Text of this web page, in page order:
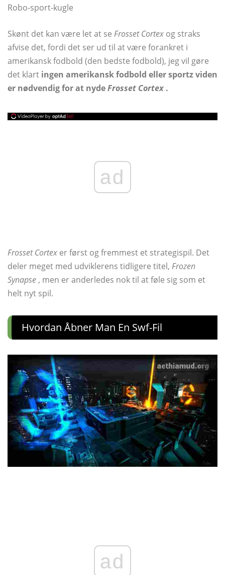
Robo-sport-kugle
Skønt det kan være let at se Frosset Cortex og straks
afvise det, fordi det ser ud til at være forankret i
amerikansk fodbold (den bedste fodbold), jeg vil gøre
det klart ingen amerikansk fodbold eller sportz viden
er nødvendig for at nydeFrosset Cortex .
ad
Frosset Cortex er først og fremmest et strategispil. Det
deler meget med udviklerens tidligere titel, Frozen
Synapse , men er anderledes nok til at føle sig som et
helt nyt spil.
Hvordan Åbner Man En Swf-Fil
ad